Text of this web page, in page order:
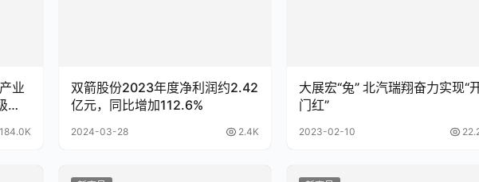
业
改
184.0K
双箭股份2023年度净利润约2.42
亿元，同比增加112.6%
2024-03-28 2.4K
大展宏“兔” 北汽瑞翔奋力实现“
门红”
2023-02-10